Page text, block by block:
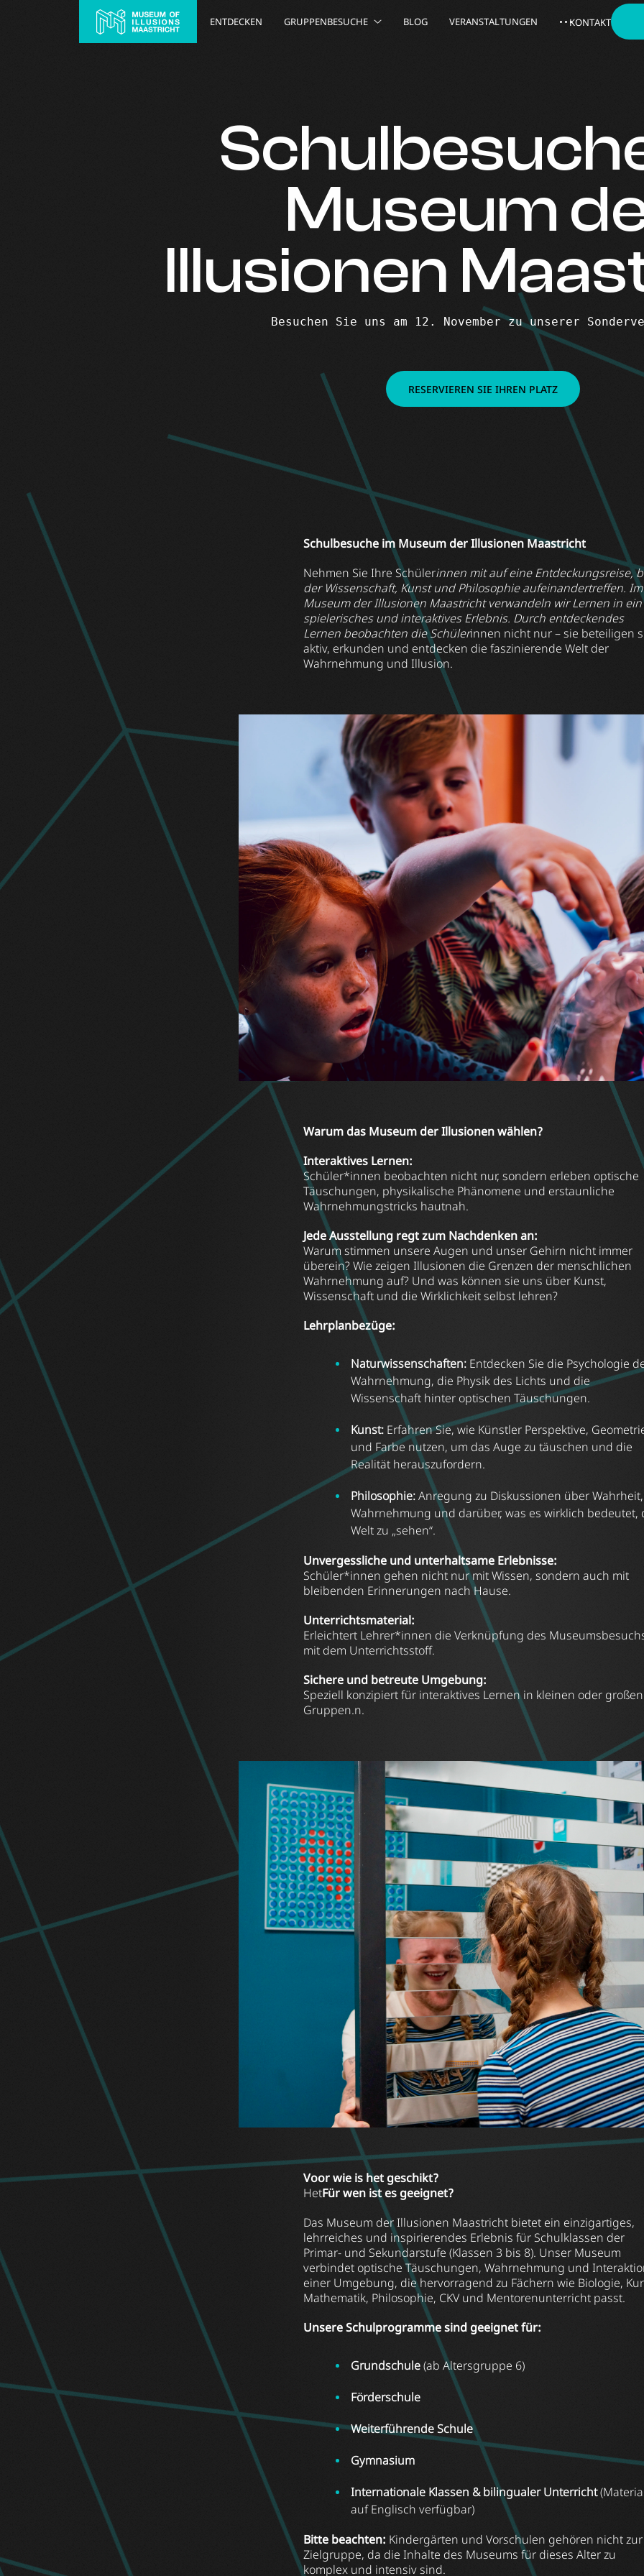
ENTDECKEN GRUPPENBESUCHE BLOG VERANSTALTUNGEN KONTAKT
Museum
Illusionen
Besuchen Sie uns am 12. November zu unserer
RESERVIEREN SIE IHREN PLATZ
Schulbesuche im Museum der Illusionen Maastricht
Nehmen Sie Ihre Schülerinnen mit auf eine Entdeckungsreise,
der Wissenschaft, Kunst und Philosophie aufeinandertreffen. Im
Museum der Illusionen Maastricht verwandeln wir Lernen in ein
spielerisches und interaktives Erlebnis. Durch entdeckendes
Lernen beobachten die Schülerinnen nicht nur – sie beteiligen
aktiv, erkunden und entdecken die faszinierende Welt der
Wahrnehmung und Illusion.
Warum das Museum der Illusionen wählen?
Interaktives Lernen:
Schüler*innen beobachten nicht nur, sondern erleben optische
Täuschungen, physikalische Phänomene und erstaunliche
Wahrnehmungstricks hautnah.
Jede Ausstellung regt zum Nachdenken an:
Warum stimmen unsere Augen und unser Gehirn nicht immer
überein? Wie zeigen Illusionen die Grenzen der menschlichen
Wahrnehmung auf? Und was können sie uns über Kunst,
Wissenschaft und die Wirklichkeit selbst lehren?
Lehrplanbezüge:
Naturwissenschaften: Entdecken Sie die Psychologie
Wahrnehmung, die Physik des Lichts und die
Wissenschaft hinter optischen Täuschungen.
Kunst: Erfahren Sie, wie Künstler Perspektive,
und Farbe nutzen, um das Auge zu täuschen und die
Realität herauszufordern.
Philosophie:Anregung zu Diskussionen über Wahrheit,
Wahrnehmung und darüber, was es wirklich bedeutet,
Welt zu „sehen“.
Unvergessliche und unterhaltsame Erlebnisse:
Schüler*innen gehen nicht nur mit Wissen, sondern auch mit
bleibenden Erinnerungen nach Hause.
Unterrichtsmaterial:
Erleichtert Lehrer*innen die Verknüpfung des
mit dem Unterrichtsstoff.
Sichere und betreute Umgebung:
Speziell konzipiert für interaktives Lernen in kleinen oder großen
Gruppen.n.
Voor wie is het geschikt?
HetFür wen ist es geeignet?
Das Museum der Illusionen Maastricht bietet ein einzigartiges,
lehrreiches und inspirierendes Erlebnis für Schulklassen der
Primar- und Sekundarstufe (Klassen 3 bis 8). Unser Museum
verbindet optische Täuschungen, Wahrnehmung und
einer Umgebung, die hervorragend zu Fächern wie Biologie,
Mathematik, Philosophie, CKV und Mentorenunterricht passt.
Unsere Schulprogramme sind geeignet für:
Grundschule(ab Altersgruppe 6)
Förderschule
Weiterführende Schule
Gymnasium
Internationale Klassen & bilingualer Unterricht
auf Englisch verfügbar)
Bitte beachten: Kindergärten und Vorschulen gehören nicht zur
Zielgruppe, da die Inhalte des Museums für dieses Alter zu
komplex und intensiv sind.